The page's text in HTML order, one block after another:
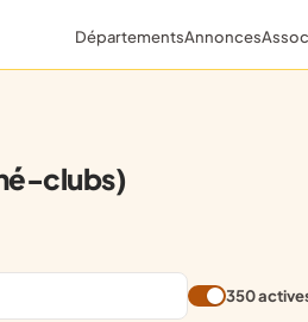
DépartementsAnnonces
clubs)
350